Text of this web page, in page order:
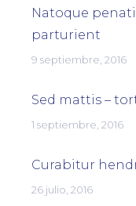
Natoque
parturient
9 septiembre, 2016
Sed mattis –
1 septiembre, 2016
Curabitur
26 julio, 2016